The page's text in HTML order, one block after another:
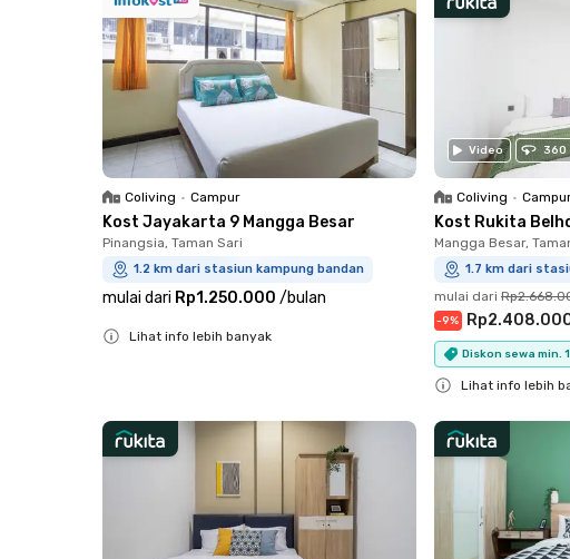
Coliving • Campur
Kost Jayakarta 9 Mangga Besar
Pinangsia, Taman Sari
1.2 km dari stasiun kampung bandan
mulai dari Rp1.250.000 /bulan
Lihat info lebih banyak
Video 360
Coliving •
Kost Rukita
Mangga Besar,
1.7 km dari
mulai dari
-9%
Diskon sewa min.
Lihat info lebih